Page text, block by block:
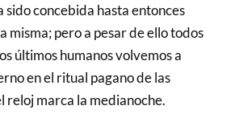
sido concebida hasta entonces
misma; pero a pesar de ello todos
últimos humanos volvemos a
en el ritual pagano de las
reloj marca la medianoche.